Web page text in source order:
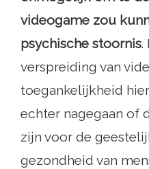
videogame zou
psychische stoornis.
verspreiding van
toegankelijkheid
echter nagegaan of
zijn voor de
gezondheid van